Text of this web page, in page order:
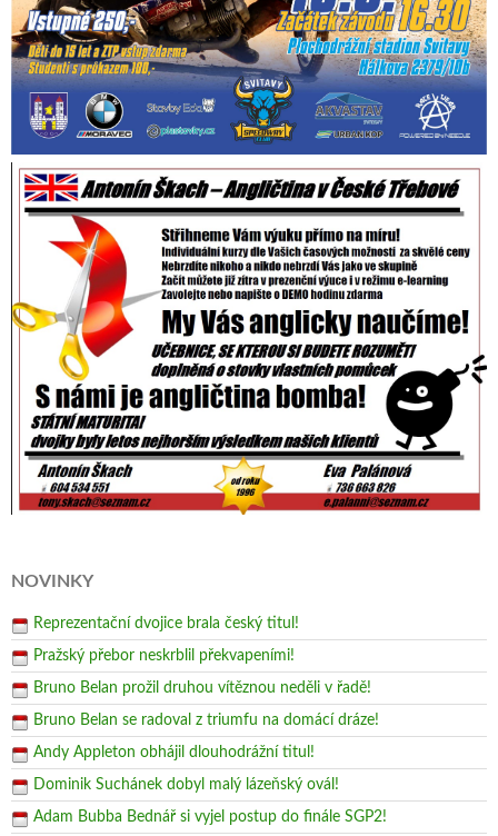
NOVINKY
Reprezentační dvojice brala český titul!
Pražský přebor neskrblil překvapeními!
Bruno Belan prožil druhou vítěznou neděli v řadě!
Bruno Belan se radoval z triumfu na domácí dráze!
Andy Appleton obhájil dlouhodrážní titul!
Dominik Suchánek dobyl malý lázeňský ovál!
Adam Bubba Bednář si vyjel postup do finále SGP2!